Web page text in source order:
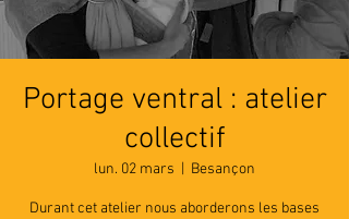
Portage ventral : atelier
collectif
lun. 02 mars Besançon
Durant cet atelier nous aborderons les bases